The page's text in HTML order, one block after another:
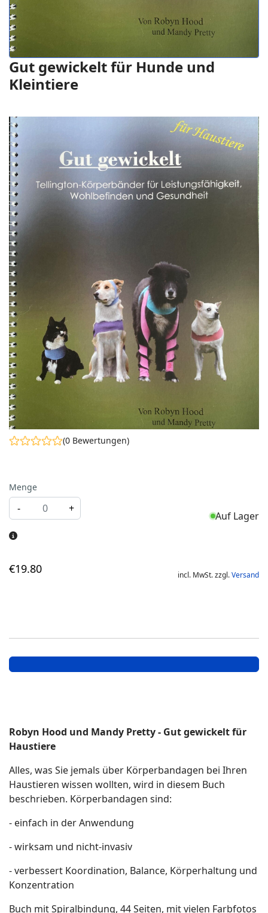
Gut gewickelt für Hunde und
Kleintiere
(0 Bewertungen)
Menge
- +
Auf Lager
€19.80 incl. MwSt. zzgl.Versand
Robyn Hood und Mandy Pretty - Gut gewickelt für
Haustiere
Alles, was Sie jemals über Körperbandagen bei Ihren
Haustieren wissen wollten, wird in diesem Buch
beschrieben. Körperbandagen sind:
- einfach in der Anwendung
- wirksam und nicht-invasiv
- verbessert Koordination, Balance, Körperhaltung und
Konzentration
Buch mit Spiralbindung, 44 Seiten, mit vielen Farbfotos